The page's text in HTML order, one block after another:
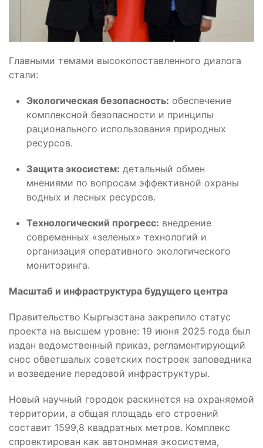
Главными темами высокопоставленного диалога
стали:
Экологическая безопасность: обеспечение
комплексной безопасности и принципы
рационального использования природных
ресурсов.
Защита экосистем: детальный обмен
мнениями по вопросам эффективной охраны
водных и лесных ресурсов.
Технологический прогресс: внедрение
современных «зеленых» технологий и
организация оперативного экологического
мониторинга.
Масштаб и инфраструктура будущего центра
Правительство Кыргызстана закрепило статус
проекта на высшем уровне: 19 июня 2025 года был
издан ведомственный приказ, регламентирующий
снос обветшалых советских построек заповедника
и возведение передовой инфраструктуры.
Новый научный городок раскинется на охраняемой
территории, а общая площадь его строений
составит 1599,8 квадратных метров. Комплекс
спроектирован как автономная экосистема,